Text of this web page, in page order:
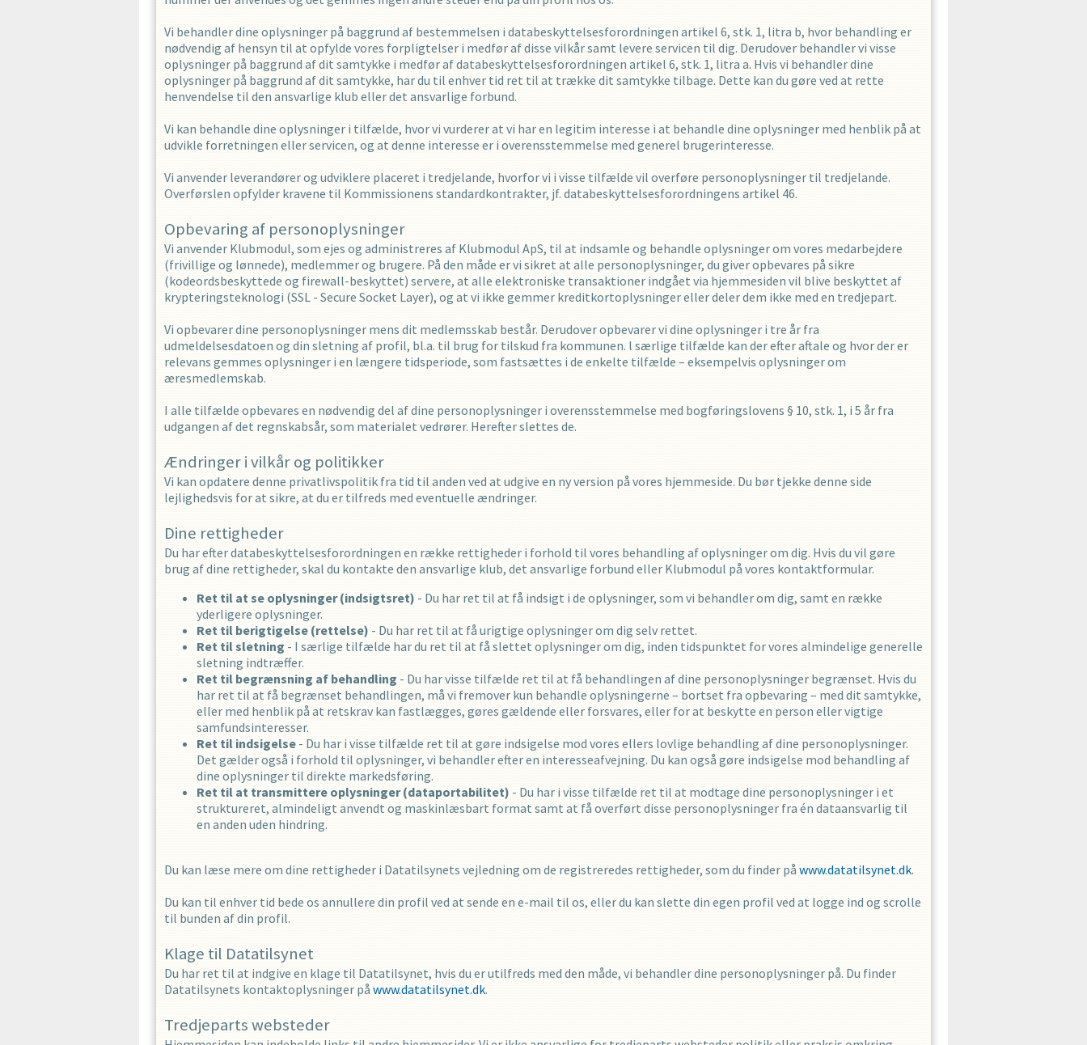
Vi behandler dine oplysninger på baggrund af bestemmelsen i databeskyttelsesforordningen artikel 6, stk. 1, litra b, hvor behandling er
nødvendig af hensyn til at opfylde vores forpligtelser i medfør af disse vilkår samt levere servicen til dig. Derudover behandler vi visse
oplysninger på baggrund af dit samtykke i medfør af databeskyttelsesforordningen artikel 6, stk. 1, litra a. Hvis vi behandler dine
oplysninger på baggrund af dit samtykke, har du til enhver tid ret til at trække dit samtykke tilbage. Dette kan du gøre ved at rette
henvendelse til den ansvarlige klub eller det ansvarlige forbund.
Vi kan behandle dine oplysninger i tilfælde, hvor vi vurderer at vi har en legitim interesse i at behandle dine oplysninger med henblik på at
udvikle forretningen eller servicen, og at denne interesse er i overensstemmelse med generel brugerinteresse.
Vi anvender leverandører og udviklere placeret i tredjelande, hvorfor vi i visse tilfælde vil overføre personoplysninger til tredjelande.
Overførslen opfylder kravene til Kommissionens standardkontrakter, jf. databeskyttelsesforordningens artikel 46.
Opbevaring af personoplysninger
Vi anvender Klubmodul, som ejes og administreres af Klubmodul ApS, til at indsamle og behandle oplysninger om vores medarbejdere
(frivillige og lønnede), medlemmer og brugere. På den måde er vi sikret at alle personoplysninger, du giver opbevares på sikre
(kodeordsbeskyttede og firewall-beskyttet) servere, at alle elektroniske transaktioner indgået via hjemmesiden vil blive beskyttet af
krypteringsteknologi (SSL - Secure Socket Layer), og at vi ikke gemmer kreditkortoplysninger eller deler dem ikke med en tredjepart.
Vi opbevarer dine personoplysninger mens dit medlemsskab består. Derudover opbevarer vi dine oplysninger i tre år fra
udmeldelsesdatoen og din sletning af profil, bl.a. til brug for tilskud fra kommunen. l særlige tilfælde kan der efter aftale og hvor der er
relevans gemmes oplysninger i en længere tidsperiode, som fastsættes i de enkelte tilfælde – eksempelvis oplysninger om
æresmedlemskab.
I alle tilfælde opbevares en nødvendig del af dine personoplysninger i overensstemmelse med bogføringslovens § 10, stk. 1, i 5 år fra
udgangen af det regnskabsår, som materialet vedrører. Herefter slettes de.
Ændringer i vilkår og politikker
Vi kan opdatere denne privatlivspolitik fra tid til anden ved at udgive en ny version på vores hjemmeside. Du bør tjekke denne side
lejlighedsvis for at sikre, at du er tilfreds med eventuelle ændringer.
Dine rettigheder
Du har efter databeskyttelsesforordningen en række rettigheder i forhold til vores behandling af oplysninger om dig. Hvis du vil gøre
brug af dine rettigheder, skal du kontakte den ansvarlige klub, det ansvarlige forbund eller Klubmodul på vores kontaktformular.
Ret til at se oplysninger (indsigtsret) - Du har ret til at få indsigt i de oplysninger, som vi behandler om dig, samt en række
yderligere oplysninger.
Ret til berigtigelse (rettelse) - Du har ret til at få urigtige oplysninger om dig selv rettet.
Ret til sletning - I særlige tilfælde har du ret til at få slettet oplysninger om dig, inden tidspunktet for vores almindelige generelle
sletning indtræffer.
Ret til begrænsning af behandling - Du har visse tilfælde ret til at få behandlingen af dine personoplysninger begrænset. Hvis du
har ret til at få begrænset behandlingen, må vi fremover kun behandle oplysningerne – bortset fra opbevaring – med dit samtykke,
eller med henblik på at retskrav kan fastlægges, gøres gældende eller forsvares, eller for at beskytte en person eller vigtige
samfundsinteresser.
Ret til indsigelse - Du har i visse tilfælde ret til at gøre indsigelse mod vores ellers lovlige behandling af dine personoplysninger.
Det gælder også i forhold til oplysninger, vi behandler efter en interesseafvejning. Du kan også gøre indsigelse mod behandling af
dine oplysninger til direkte markedsføring.
Ret til at transmittere oplysninger (dataportabilitet) - Du har i visse tilfælde ret til at modtage dine personoplysninger i et
struktureret, almindeligt anvendt og maskinlæsbart format samt at få overført disse personoplysninger fra én dataansvarlig til
en anden uden hindring.
Du kan læse mere om dine rettigheder i Datatilsynets vejledning om de registreredes rettigheder, som du finder på www.datatilsynet.dk.
Du kan til enhver tid bede os annullere din profil ved at sende en e-mail til os, eller du kan slette din egen profil ved at logge ind og scrolle
til bunden af din profil.
Klage til Datatilsynet
Du har ret til at indgive en klage til Datatilsynet, hvis du er utilfreds med den måde, vi behandler dine personoplysninger på. Du finder
Datatilsynets kontaktoplysninger på www.datatilsynet.dk.
Tredjeparts websteder